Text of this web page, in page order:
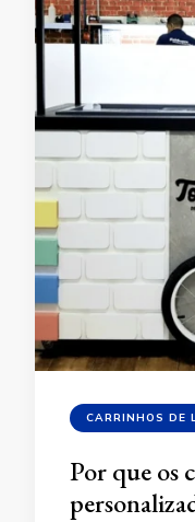
CARRINHOS DE
Por que os